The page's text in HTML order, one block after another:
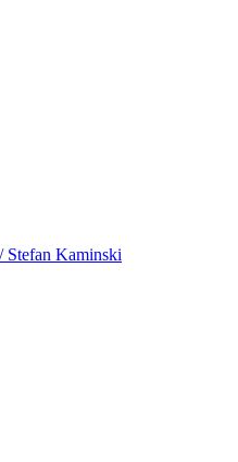
Kaminski